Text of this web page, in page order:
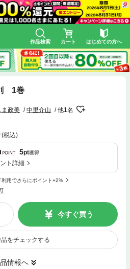
作品検索 カート はじめての方へ
1巻
ま政美 中里介山 他1名
(税込)
5pt獲得
ト詳細
利用でさらにポイント+2%
今すぐ買う
をチェックする
情報へ